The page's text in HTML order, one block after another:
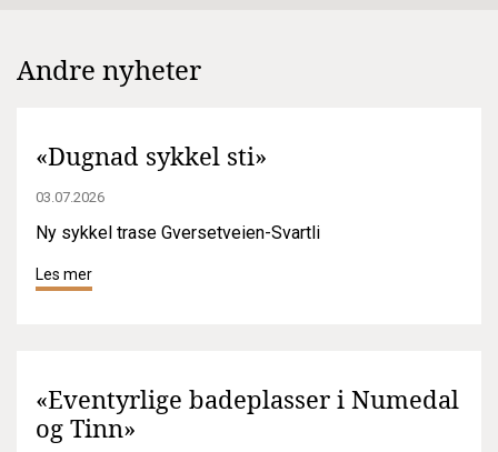
Andre nyheter
«Dugnad sykkel sti»
03.07.2026
Ny sykkel trase Gversetveien-Svartli
Les mer
«Eventyrlige badeplasser i Numedal
og Tinn»